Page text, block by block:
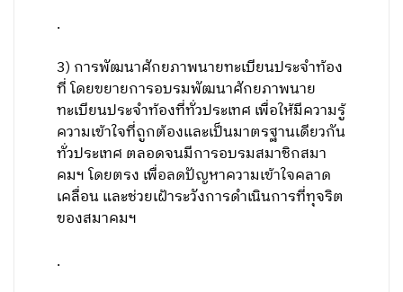
.
3) การพัฒนาศักยภาพนายทะเบียนประจำท้อง
ที่ โดยขยายการอบรมพัฒนาศักยภาพนาย
ทะเบียนประจำท้องที่ทั่วประเทศ เพื่อให้มีความรู้
ความเข้าใจที่ถูกต้องและเป็นมาตรฐานเดียวกัน
ทั่วประเทศ ตลอดจนมีการอบรมสมาชิกสมา
คมฯ โดยตรง เพื่อลดปัญหาความเข้าใจคลาด
เคลื่อน และช่วยเฝ้าระวังการดำเนินการที่ทุจริต
ของสมาคมฯ
.